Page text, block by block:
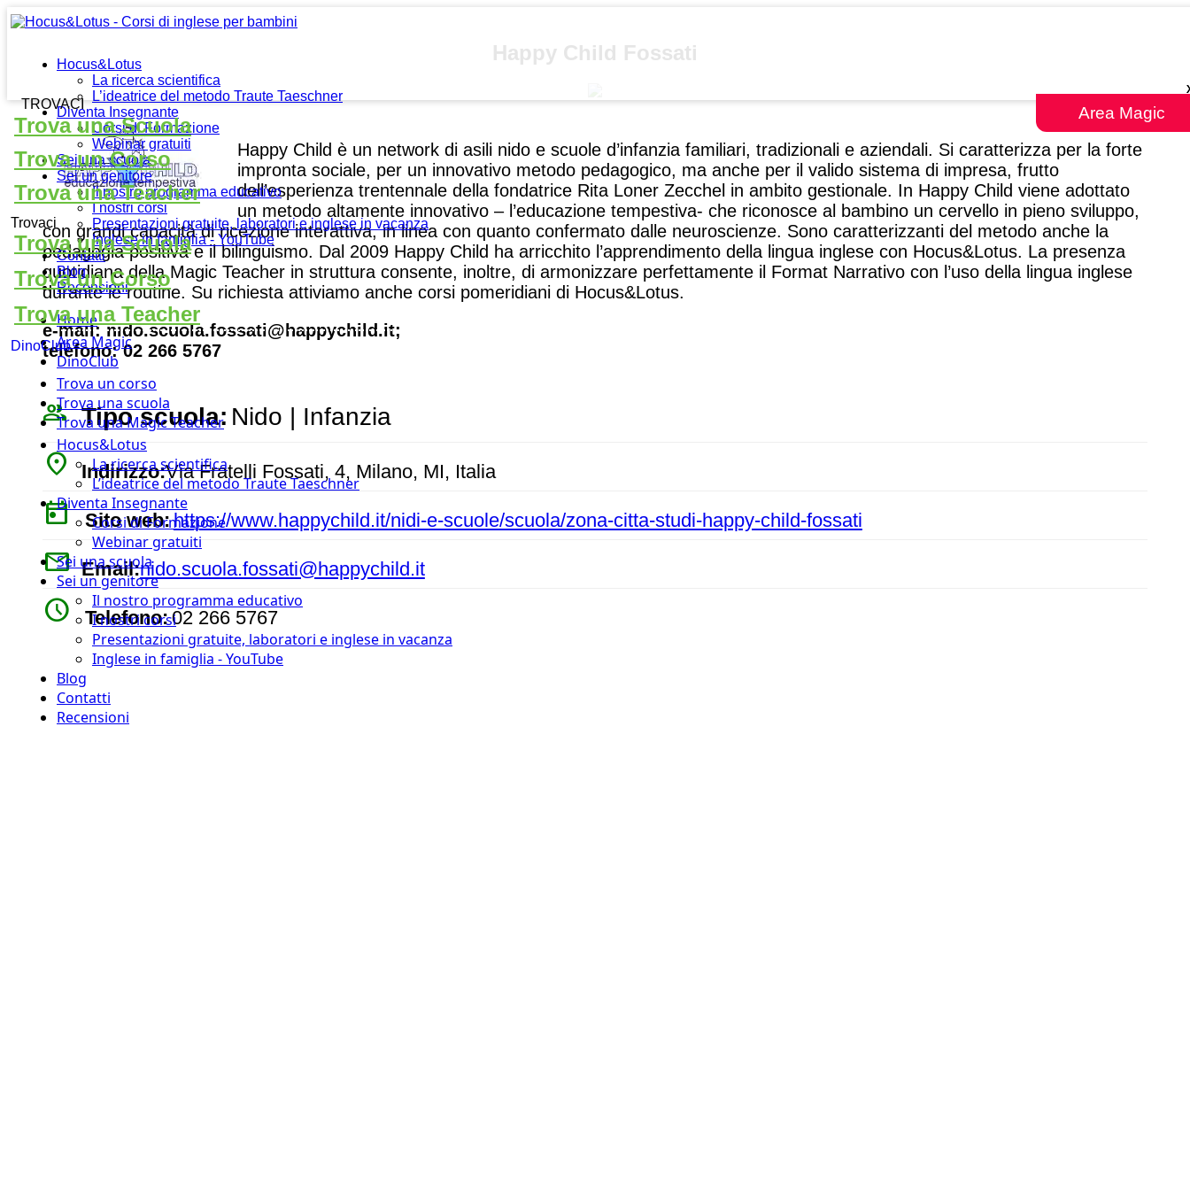
Hocus&Lotus
La ricerca scientifica
L’ideatrice del metodo Traute Taeschner
Diventa Insegnante
Corsi di Formazione
Webinar gratuiti
Sei una scuola
Sei un genitore
Il nostro programma educativo
I nostri corsi
Presentazioni gratuite, laboratori e inglese in vacanza
Inglese in famiglia - YouTube
Contatti
Blog
Recensioni
Home
Area Magic
DinoClub
Trova un corso
Trova una scuola
Trova una Magic Teacher
Hocus&Lotus
La ricerca scientifica
L’ideatrice del metodo Traute Taeschner
Diventa Insegnante
Corsi di Formazione
Webinar gratuiti
Sei una scuola
Sei un genitore
Il nostro programma educativo
I nostri corsi
Presentazioni gratuite, laboratori e inglese in vacanza
Inglese in famiglia - YouTube
Blog
Contatti
Recensioni
Area Magic
TROVACI
Trova una Scuola
Trova un Corso
Trova una Teacher
Trovaci
Trova una Scuola
Trova un Corso
Trova una Teacher
DinoClub
Happy Child Fossati
Happy Child è un network di asili nido e scuole d’infanzia familiari, tradizionali e aziendali. Si caratterizza per la forte
impronta sociale, per un innovativo metodo pedagogico, ma anche per il valido sistema di impresa, frutto
dell’esperienza trentennale della fondatrice Rita Loner Zecchel in ambito gestionale. In Happy Child viene adottato
un metodo altamente innovativo – l’educazione tempestiva- che riconosce al bambino un cervello in pieno sviluppo,
con grandi capacità di ricezione interattiva, in linea con quanto confermato dalle neuroscienze. Sono caratterizzanti del metodo anche la
pedagogia positiva e il bilinguismo. Dal 2009 Happy Child ha arricchito l’apprendimento della lingua inglese con Hocus&Lotus. La presenza
quotidiana della Magic Teacher in struttura consente, inoltre, di armonizzare perfettamente il Format Narrativo con l’uso della lingua inglese
durante le routine. Su richiesta attiviamo anche corsi pomeridiani di Hocus&Lotus.
e-mail: nido.scuola.fossati@happychild.it;
telefono: 02 266 5767
people_outline Tipo scuola: Nido | Infanzia
place Indirizzo:Via Fratelli Fossati, 4, Milano, MI, Italia
today Sito web:https://www.happychild.it/nidi-e-scuole/scuola/zona-citta-studi-happy-child-fossati
mail Email:nido.scuola.fossati@happychild.it
watch_later Telefono:02 266 5767